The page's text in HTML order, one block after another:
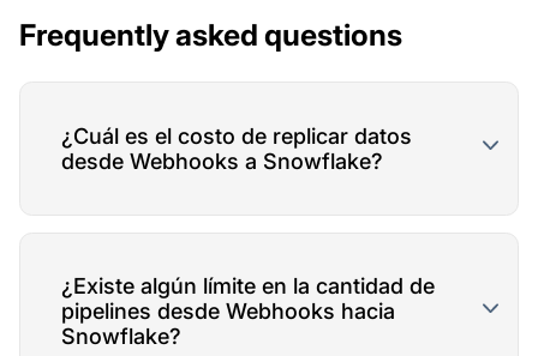
Frequently asked questions
¿Cuál es el costo de replicar datos
desde Webhooks a Snowflake?
¿Existe algún límite en la cantidad de
pipelines desde Webhooks hacia
Snowflake?